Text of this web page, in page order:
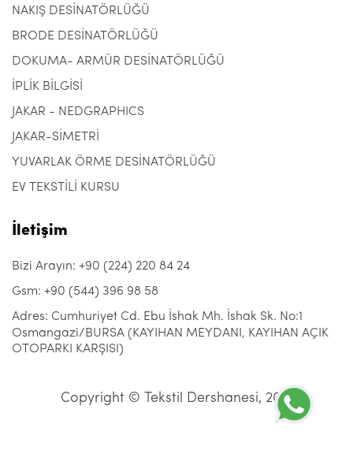
NAKIŞ DESİNATÖRLÜĞÜ
BRODE DESİNATÖRLÜĞÜ
DOKUMA- ARMÜR DESİNATÖRLÜĞÜ
İPLİK BİLGİSİ
JAKAR - NEDGRAPHICS
JAKAR-SİMETRİ
YUVARLAK ÖRME DESİNATÖRLÜĞÜ
EV TEKSTİLİ KURSU
İletişim
Bizi Arayın: +90 (224) 220 84 24
Gsm: +90 (544) 396 98 58
Adres: Cumhuriyet Cd. Ebu İshak Mh. İshak Sk. No:1
Osmangazi/BURSA (KAYIHAN MEYDANI, KAYIHAN AÇIK
OTOPARKI KARŞISI)
Copyright © Tekstil Dershanesi, 2021